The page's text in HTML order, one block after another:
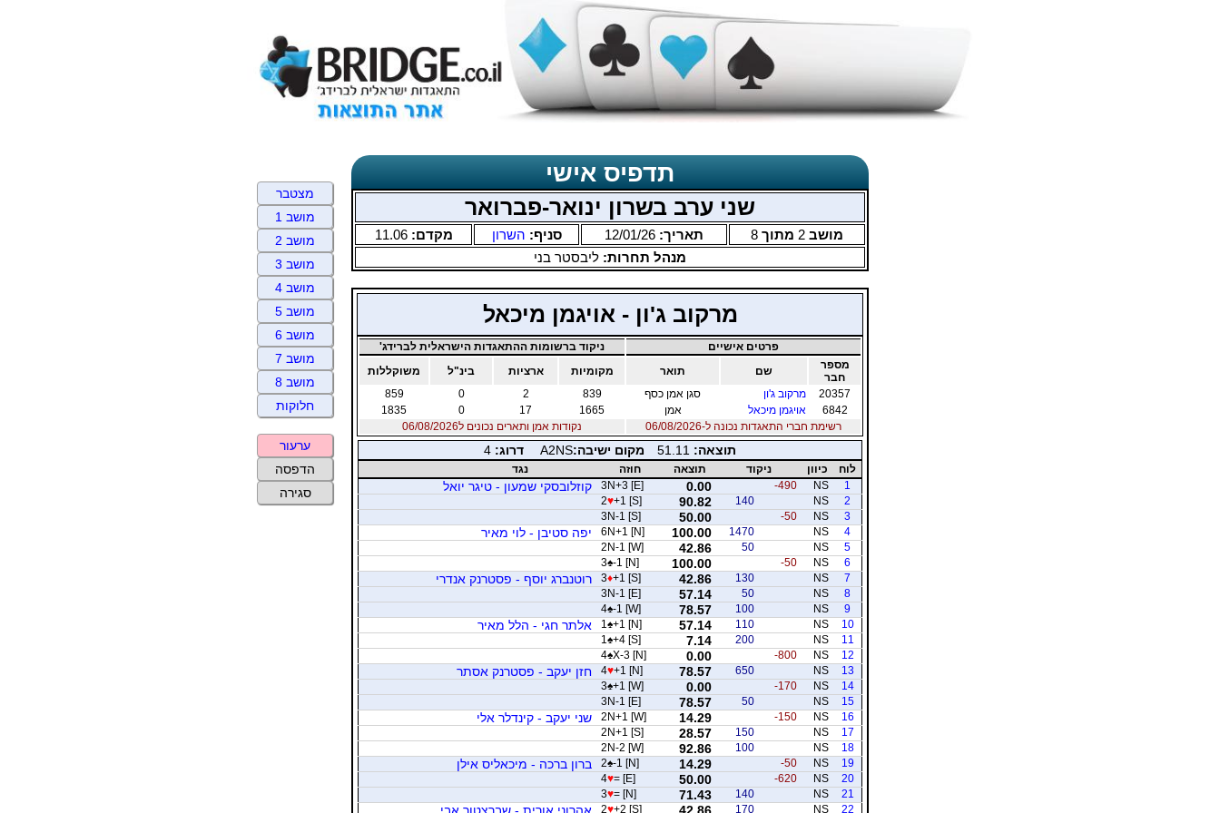
תדפיס אישי
שני ערב בשרון ינואר-פברואר
מושב 2 מתוך 8 תאריך: 12/01/26 סניף: השרון מקדם:11.06
מנהל תחרות: ליבסטר בני
מרקוב ג'ון - אויגמן מיכאל
פרטים אישיים
ניקוד ברשומות ההתאגדות הישראלית לברידג'
מספר
חבר
שם תואר מקומיות ארציות בינ"ל
משוקללות
20357
מרקוב ג'ון סגן אמן כסף 839
2
0
859
6842
אויגמן מיכאל אמן 1665
17
0
1835
רשימת חברי התאגדות נכונה ל-06/08/2026
נקודות אמן ותארים נכונים ל06/08/2026
תוצאה: 51.11 מקום ישיבה:A2NS דרוג: 4
לוח כיוון ניקוד תוצאה חוזה
נגד
1
NS
-490
0.00
3N+3 [E] קוזלובסקי שמעון - טיגר יואל
2
NS
140
90.82
2♥+1 [S]
3
NS
-50
50.00
3N-1 [S]
4
NS
1470
100.00
6N+1 [N] יפה סטיבן - לוי מאיר
5
NS
50
42.86
2N-1 [W]
6
NS
-50
100.00
3♠-1 [N]
7
NS
130
42.86
3♦+1 [S] רוטנברג יוסף - פסטרנק אנדרי
8
NS
50
57.14
3N-1 [E]
9
NS
100
78.57
4♠-1 [W]
10
NS
110
57.14
1 ♠+1 [N] אלתר חגי - הלל מאיר
11
NS
200
7.14
1 ♠+4 [S]
12
NS
-800
0.00
4♠X-3 [N]
13
NS
650
78.57
4♥+1 [N] חזן יעקב - פסטרנק אסתר
14
NS
-170
0.00
3♠+1 [W]
15
NS
50
78.57
3N-1 [E]
16
NS
-150
14.29
2N+1 [W] שני יעקב - קינדלר אלי
17
NS
150
28.57
2N+1 [S]
18
NS
100
92.86
2N-2 [W]
19
NS
-50
14.29
2♠-1 [N] ברון ברכה - מיכאליס אילן
20
NS
-620
50.00
4♥= [E]
21
NS
140
71.43
3♥= [N]
22
NS
170
42.86
2♥+2 [S] אהרוני אורית - שברצטוך אבי
מצטבר
מושב 1
מושב 2
מושב 3
מושב 4
מושב 5
מושב 6
מושב 7
מושב 8
חלוקות
ערעור
הדפסה
סגירה